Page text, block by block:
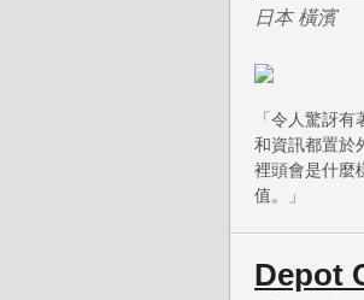
日本 橫濱
「令人驚訝
和資訊都置於
裡頭會是什麼
值。」
Depot